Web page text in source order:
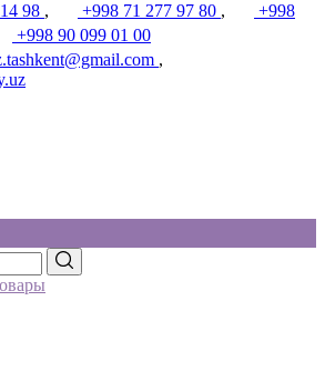
98 , +998 71 277 97 80 ,
+998
+998 90 099 01 00
,